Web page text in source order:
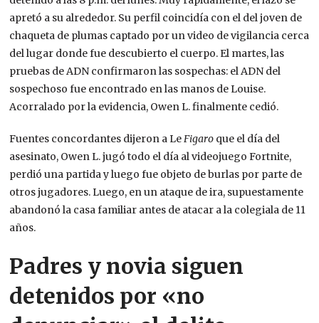
apretó a su alrededor. Su perfil coincidía con el del joven de
chaqueta de plumas captado por un video de vigilancia cerca
del lugar donde fue descubierto el cuerpo. El martes, las
pruebas de ADN confirmaron las sospechas: el ADN del
sospechoso fue encontrado en las manos de Louise.
Acorralado por la evidencia, Owen L. finalmente cedió.
Fuentes concordantes dijeron a LeFigaro que el día del
asesinato, Owen L. jugó todo el día al videojuego Fortnite,
perdió una partida y luego fue objeto de burlas por parte de
otros jugadores. Luego, en un ataque de ira, supuestamente
abandonó la casa familiar antes de atacar a la colegiala de 11
años.
Padres y novia siguen
detenidos por «no